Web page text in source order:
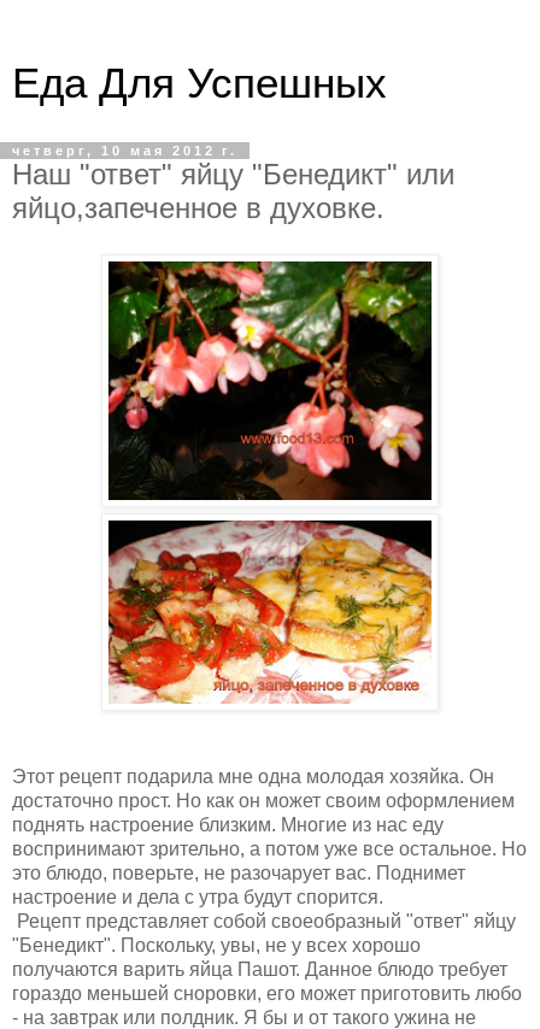
Еда Для Успешных
четверг, 10 мая 2012 г.
Наш "ответ" яйцу "Бенедикт" или
яйцо,запеченное в духовке.
Этот рецепт подарила мне одна молодая хозяйка. Он
достаточно прост. Но как он может своим оформлением
поднять настроение близким. Многие из нас еду
воспринимают зрительно, а потом уже все остальное. Но
это блюдо, поверьте, не разочарует вас. Поднимет
настроение и дела с утра будут спорится.
Рецепт представляет собой своеобразный "ответ" яйцу
"Бенедикт". Поскольку, увы, не у всех хорошо
получаются варить яйца Пашот. Данное блюдо требует
гораздо меньшей сноровки, его может приготовить любо
- на завтрак или полдник. Я бы и от такого ужина не